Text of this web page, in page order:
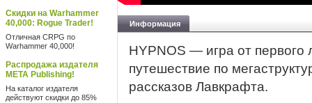
Скидки на Warhammer
40,000: Rogue Trader!
Отличная CRPG по
Warhammer 40,000!
Распродажа издателя
META Publishing!
На каталог издателя
действуют скидки до 85%
Информация
HYPNOS — игра от первого
путешествие по
рассказов Лавкрафта.